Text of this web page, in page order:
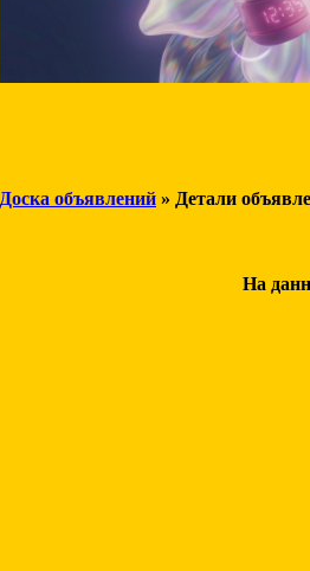
Доска объявлений » Детали
На